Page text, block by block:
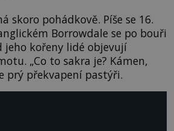
skoro pohádkově. Píše se 16.
Borrowdale se po bouři
jeho kořeny lidé objevují
„Co to sakra je? Kámen,
prý překvapení pastýři.